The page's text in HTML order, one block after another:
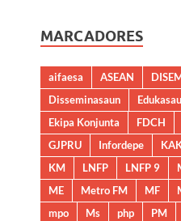
MARCADORES
aifaesa ASEAN
Disseminasaun
Ekipa Konjunta
FDCH
GJPRU
Infordepe
KM
LNFP LNFP 9
ME
Metro FM MF
mpo
Ms php PM